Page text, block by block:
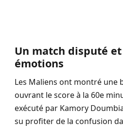
Un match disputé
émotions
Les Maliens ont montré une
ouvrant le score à la 60e
exécuté par Kamory
su profiter de la confusion